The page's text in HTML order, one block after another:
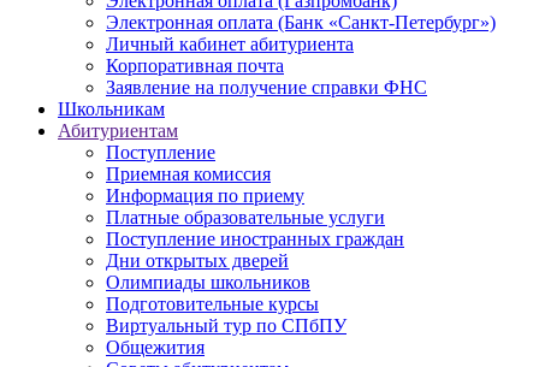
Электронная оплата (Банк «Санкт-Петербург»)
Личный кабинет абитуриента
Корпоративная почта
Заявление на получение справки ФНС
Школьникам
Абитуриентам
Поступление
Приемная комиссия
Информация по приему
Платные образовательные услуги
Поступление иностранных граждан
Дни открытых дверей
Олимпиады школьников
Подготовительные курсы
Виртуальный тур по СПбПУ
Общежития